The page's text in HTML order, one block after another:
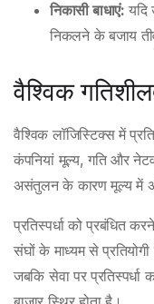
निकासी बाधाएं: यदि
निकलने के बजाय
वैश्विक
वैश्विक लॉजिस्टिक्स में
कंपनियां मूल्य, गति और
असंतुलन के कारण मूल्य में
प्रतिस्पर्धा को प्रबंधित
संघों के माध्यम से
जबकि सेवा पर